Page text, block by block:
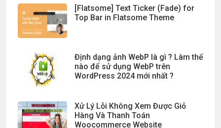
[Flatsome] Text Ticker (Fade) for
Top Bar in Flatsome Theme
Định dạng ảnh WebP là gì ? Làm thế
nào để sử dụng WebP trên
WordPress 2024 mới nhất ?
Xử Lý Lỗi Không Xem Được Giỏ
Hàng Và Thanh Toán
Woocommerce Website